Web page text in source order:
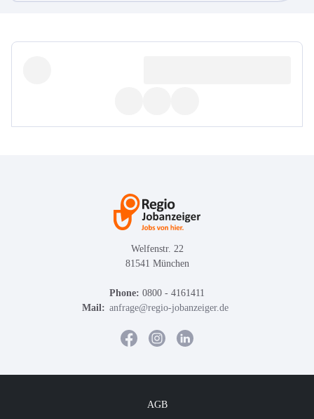
Welfenstr. 22
81541 München
Phone: 0800 - 4161411
Mail: anfrage@regio-jobanzeiger.de
AGB